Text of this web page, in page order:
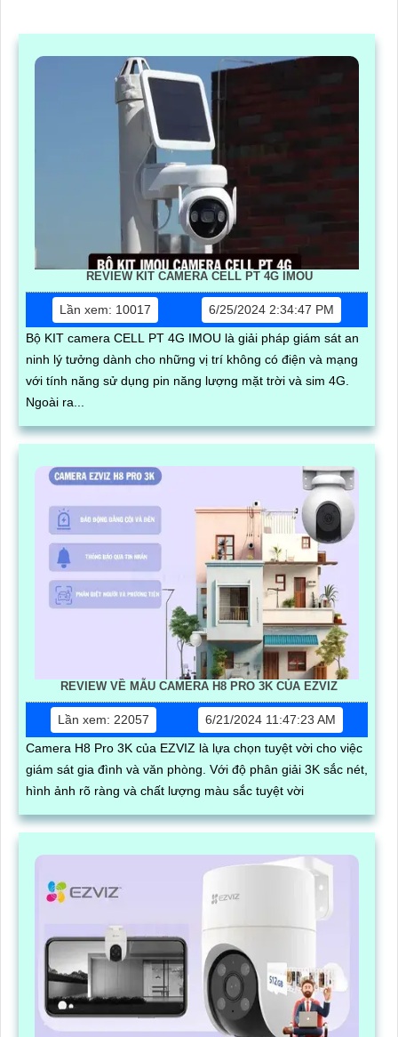
REVIEW KIT CAMERA CELL PT 4G IMOU
Lần xem: 10017
6/25/2024 2:34:47 PM
Bộ KIT camera CELL PT 4G IMOU là giải pháp giám sát an
ninh lý tưởng dành cho những vị trí không có điện và mạng
với tính năng sử dụng pin năng lượng mặt trời và sim 4G.
Ngoài ra...
REVIEW VỀ MẪU CAMERA H8 PRO 3K CỦA EZVIZ
Lần xem: 22057
6/21/2024 11:47:23 AM
Camera H8 Pro 3K của EZVIZ là lựa chọn tuyệt vời cho việc
giám sát gia đình và văn phòng. Với độ phân giải 3K sắc nét,
hình ảnh rõ ràng và chất lượng màu sắc tuyệt vời